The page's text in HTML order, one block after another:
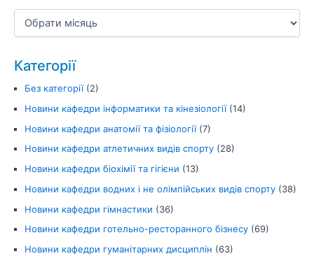
Категорії
Без категорії(2)
Новини кафедри інформатики та кінезіології(14)
Новини кафедри анатомії та фізіології(7)
Новини кафедри атлетичних видів спорту (28)
Новини кафедри біохімії та гігієни (13)
Новини кафедри водних і не олімпійських видів спорту (38)
Новини кафедри гімнастики (36)
Новини кафедри готельно-ресторанного бізнесу (69)
Новини кафедри гуманітарних дисциплін (63)